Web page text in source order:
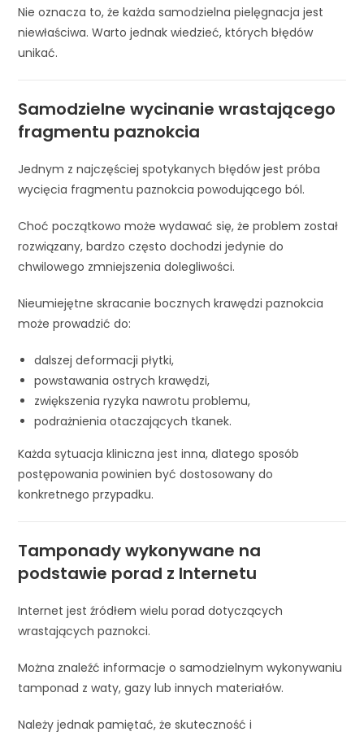
Nie oznacza to, że każda samodzielna pielęgnacja jest
niewłaściwa. Warto jednak wiedzieć, których błędów
unikać.
Samodzielne wycinanie wrastającego
fragmentu paznokcia
Jednym z najczęściej spotykanych błędów jest próba
wycięcia fragmentu paznokcia powodującego ból.
Choć początkowo może wydawać się, że problem został
rozwiązany, bardzo często dochodzi jedynie do
chwilowego zmniejszenia dolegliwości.
Nieumiejętne skracanie bocznych krawędzi paznokcia
może prowadzić do:
dalszej deformacji płytki,
powstawania ostrych krawędzi,
zwiększenia ryzyka nawrotu problemu,
podrażnienia otaczających tkanek.
Każda sytuacja kliniczna jest inna, dlatego sposób
postępowania powinien być dostosowany do
konkretnego przypadku.
Tamponady wykonywane na
podstawie porad z Internetu
Internet jest źródłem wielu porad dotyczących
wrastających paznokci.
Można znaleźć informacje o samodzielnym wykonywaniu
tamponad z waty, gazy lub innych materiałów.
Należy jednak pamiętać, że skuteczność i